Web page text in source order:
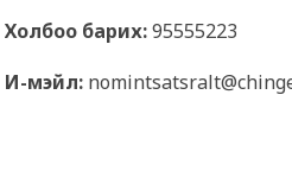
Холбоо барих:95555223
И-мэйл: